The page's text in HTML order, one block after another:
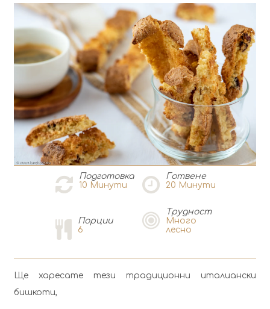
Подготовка
10 Минути
Готвене
20 Минути
Порции
6
Tрудност
Много
лесно
Ще харесате тези традиционни италиански
бишкоти,